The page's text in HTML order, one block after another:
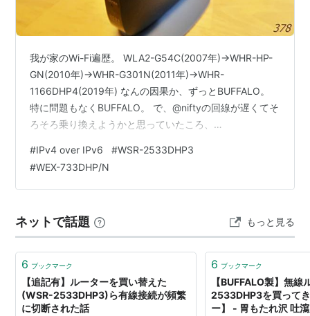
我が家のWi-Fi遍歴。 WLA2-G54C(2007年)→WHR-HP-
GN(2010年)→WHR-G301N(2011年)→WHR-
1166DHP4(2019年) なんの因果か、ずっとBUFFALO。
特に問題もなくBUFFALO。 で、@niftyの回線が遅くてそ
ろそろ乗り換えようかと思っていたころ、
てね。 ただ「IPv4 over IPv6」ってのには対応してなく
て。バッファロー 無線ルーター WSR-2533DHP3-BK ブ
ラック価格: 7920 円楽天で詳細を見る
#IPv4 over IPv6 #WSR-2533DHP3
#WEX-733DHP/N
ネットで話題 もっと見る
6 ブックマーク
【追記有】ルーターを買い替えた
(WSR-2533DHP3)ら有線接続が頻繁
に切断された話
6 ブックマーク
【BUFFALO製】無
2533DHP3を買って
ー】 - 胃もたれ沢 吐